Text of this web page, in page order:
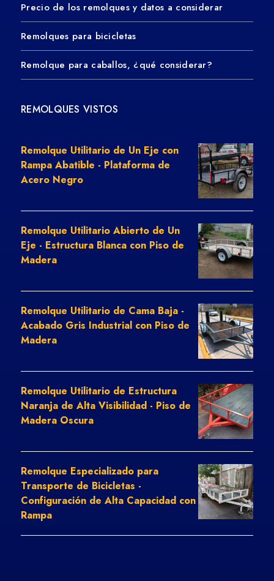
Precio de los remolques y datos a considerar
Remolques para bicicletas
Remolque para caballos, ¿qué considerar?
REMOLQUES VISTOS
Remolque Utilitario de Un Eje con
Rampa Abatible - Plataforma de
Acero Negro
Remolque Utilitario Abierto de Un
Eje - Estructura Blanca con Piso de
Madera
Remolque Utilitario de Cama Baja -
Acabado Gris Industrial con Piso de
Madera
Remolque Utilitario de Estructura
Naranja de Alta Visibilidad - Piso de
Madera Oscura
Remolque Especializado para
Transporte de Bicicletas -
Configuración de Alta Capacidad con
Rampa